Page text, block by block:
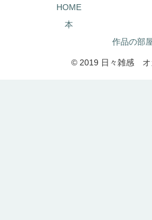
HOME
本
作品の部
© 2019 日々雑感 オ